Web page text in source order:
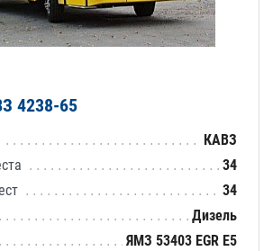
4238-65
КАВЗ
34
34
Дизель
ЯМЗ 53403 EGR E5